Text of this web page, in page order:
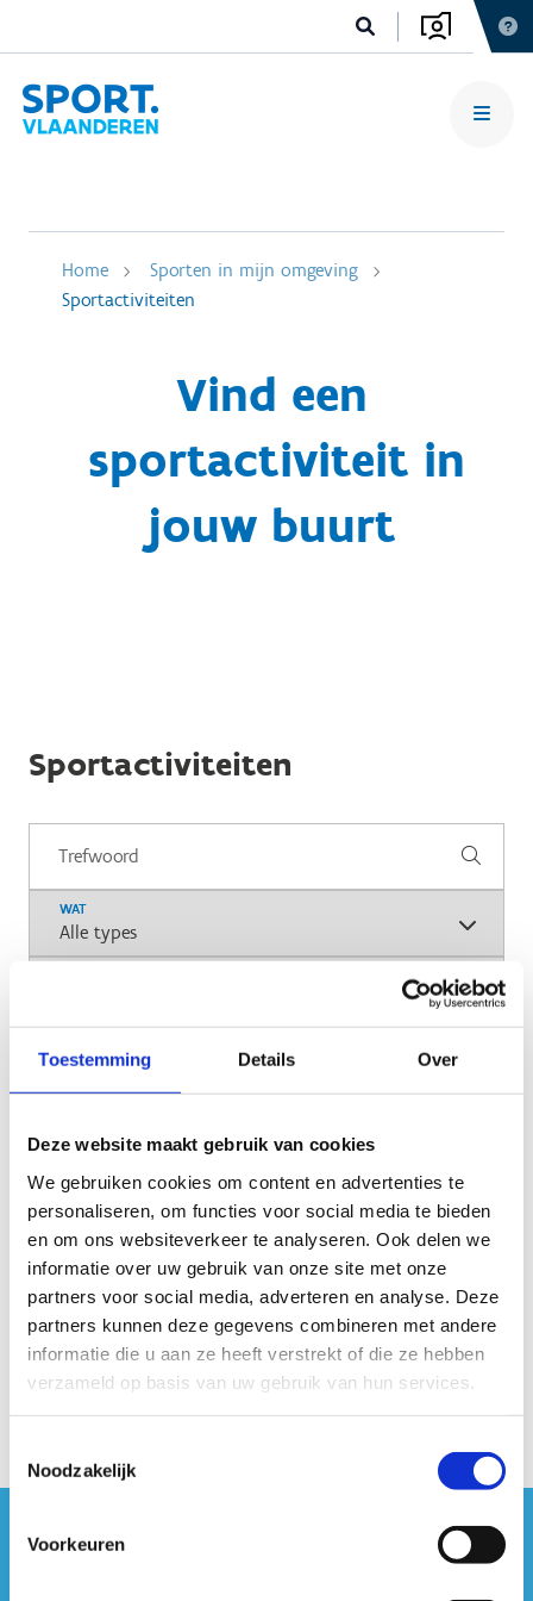
Toestemming Details Over
Deze website maakt gebruik van cookies
We gebruiken cookies om content en advertenties te
personaliseren, om functies voor social media te bieden
en om ons websiteverkeer te analyseren. Ook delen we
informatie over uw gebruik van onze site met onze
partners voor social media, adverteren en analyse. Deze
partners kunnen deze gegevens combineren met andere
informatie die u aan ze heeft verstrekt of die ze hebben
verzameld op basis van uw gebruik van hun services.
Noodzakelijk
Voorkeuren
Home
Sporten in mijn omgeving
Sportactiviteiten
Vind een
sportactiviteit in
jouw buurt
Sportactiviteiten
WAT
#sportersbelevenmeer